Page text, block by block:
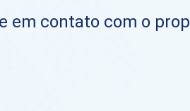
em contato com o